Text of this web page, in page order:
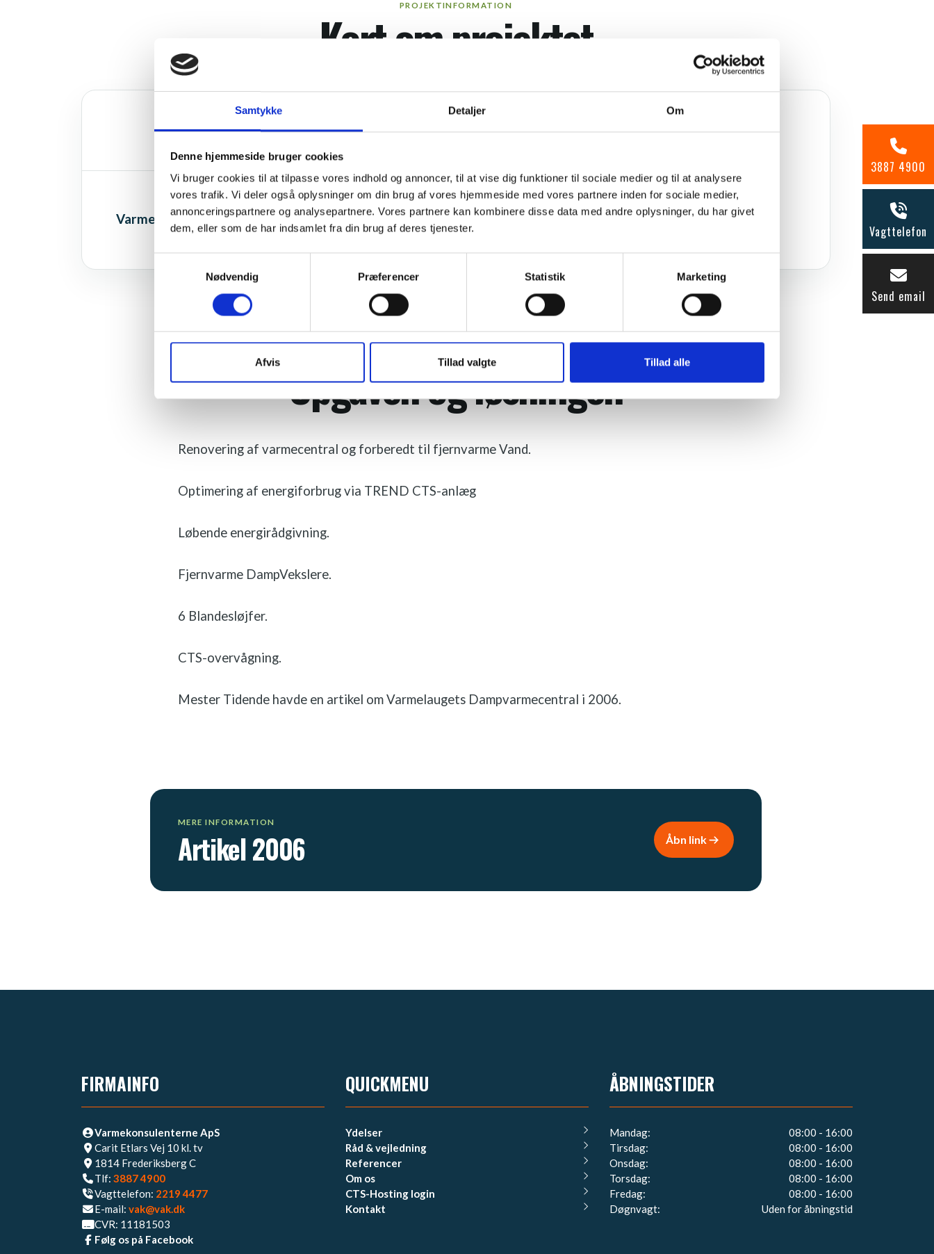
Samtykke Detaljer Om
Denne hjemmeside bruger cookies
Vi bruger cookies til at tilpasse vores indhold og annoncer, til at vise dig funktioner til sociale medier og til at analysere
vores trafik. Vi deler også oplysninger om din brug af vores hjemmeside med vores partnere inden for sociale medier,
annonceringspartnere og analysepartnere. Vores partnere kan kombinere disse data med andre oplysninger, du har givet
dem, eller som de har indsamlet fra din brug af deres tjenester.
Nødvendig
Præferencer Statistik Marketing
Afvis Tillad valgte Tillad alle
PROJEKTINFORMATION
Kort om projektet
ADRESSE OMRÅDE/BYDEL
EJENDOMSTYPE ANTAL
Varmelaug 2 ejd. Kollegium og
Gymnasium
ENERGI – VARMECENTRAL
Fjernvarme Damp 1 VC​
Opgaven og løsningen
Renovering af varmecentral og forberedt til fjernvarme Vand.
Optimering af energiforbrug via TREND CTS-anlæg
Løbende energirådgivning.
Fjernvarme DampVekslere.
6 Blandesløjfer.
CTS-overvågning.
Mester Tidende havde en artikel om Varmelaugets Dampvarmecentral i 2006.​
MERE INFORMATION
Artikel 2006​ Åbn link
FIRMAINFO
Varmekonsulenterne ApS
Carit Etlars Vej 10 kl. tv
1814 Frederiksberg C
Tlf: 3887 4900
Vagttelefon: 2219 4477​
E-mail: vak@vak.dk
CVR: 11181503
Følg os på Facebook
QUICKMENU
Ydelser
Råd & vejledning
Referencer
Om os
CTS-Hosting login
Kontakt
ÅBNINGSTIDER
Mandag:
08:00 - 16:00
Tirsdag:
08:00 - 16:00
Onsdag:
08:00 - 16:00
Torsdag:
08:00 - 16:00
Fredag:
08:00 - 16:00
Døgnvagt:
Uden for åbningstid
3887 4900
Vagttelefon
Send email